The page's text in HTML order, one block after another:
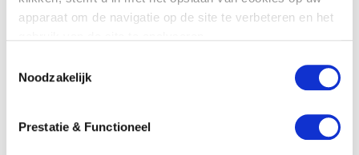
apparaat om de navigatie op de site te verbeteren en het
Noodzakelijk
Prestatie & Functioneel